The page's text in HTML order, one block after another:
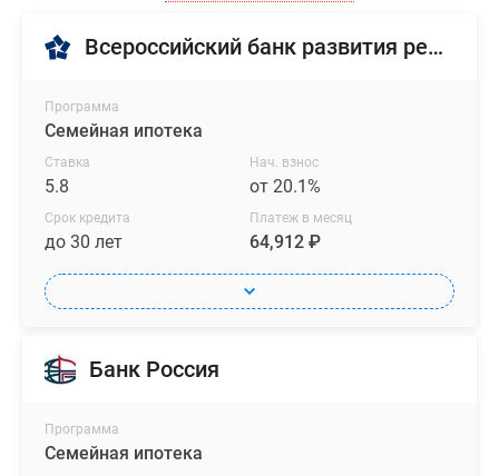
Всероссийский банк развития регионов
Программа
Семейная ипотека
Ставка
5.8
Нач. взнос
от 20.1%
Срок кредита
до 30 лет
Платеж в месяц
64,912 ₽
Банк Россия
Программа
Семейная ипотека